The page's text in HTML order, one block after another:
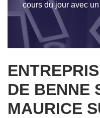
cours du jour avec
DE BENNE
MAURICE